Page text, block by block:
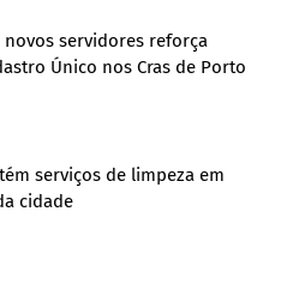
novos servidores reforça
Único nos Cras de Porto
serviços de limpeza em
cidade